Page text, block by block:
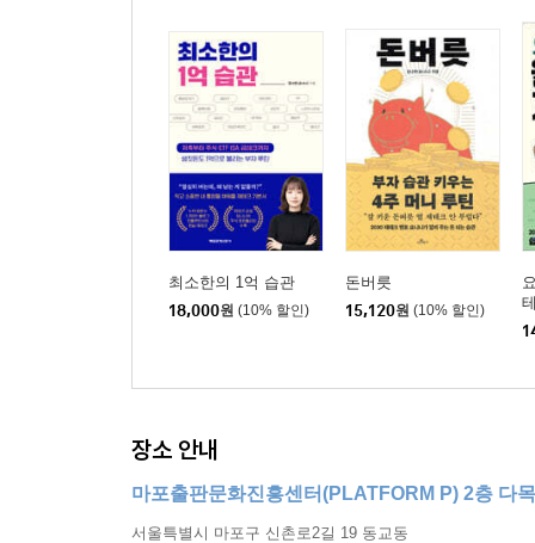
최소한의 1억 습관
18,000원 (10% 할인)
돈버릇
15,120원 (10% 할인)
장소 안내
마포출판문화진흥센터(PLATFORM P) 2층 다
서울특별시 마포구 신촌로2길 19 동교동